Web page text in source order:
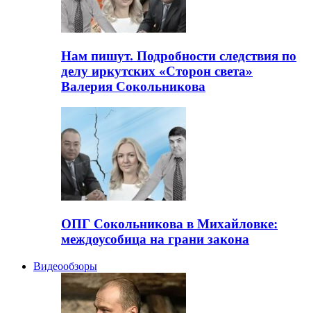
Нам пишут. Подробности следствия по
делу иркутских «Сторон света»
Валерия Сокольникова
ОПГ Сокольникова в Михайловке:
междоусобица на грани закона
Видеообзоры